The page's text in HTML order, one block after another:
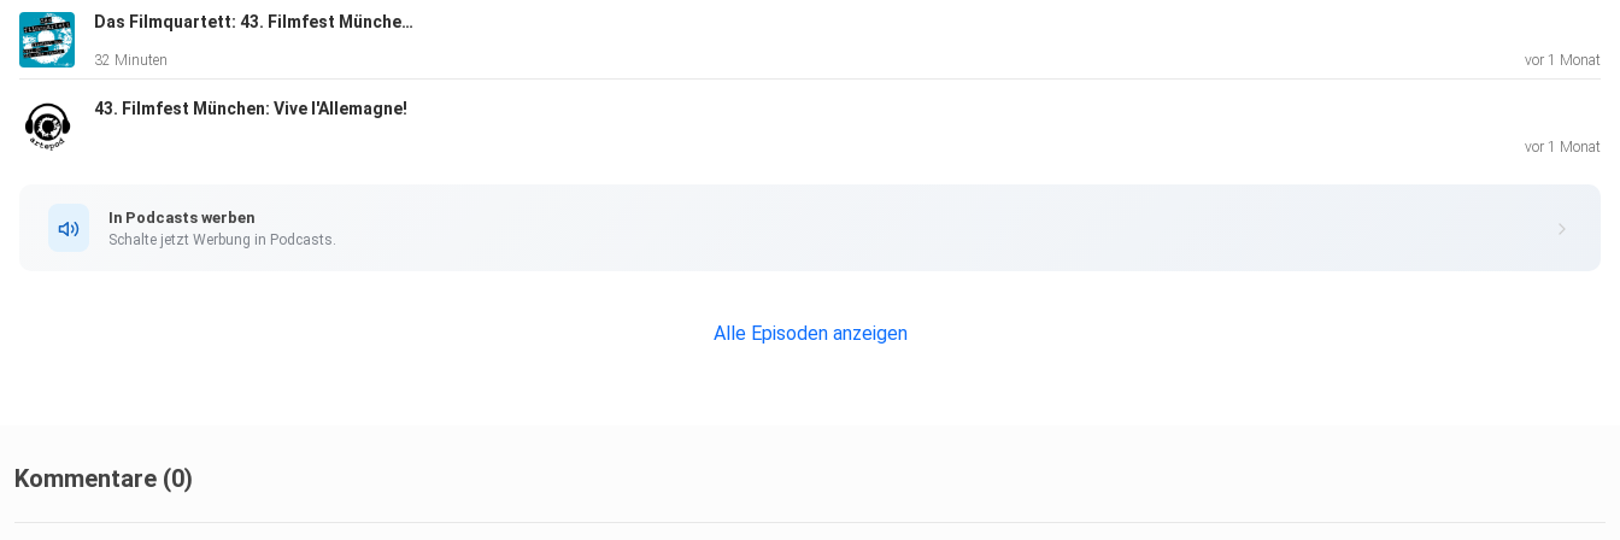
Das Filmquartett: 43. Filmfest München, Folge 02: CineRebels
32 Minuten vor 1 Monat
43. Filmfest München: Vive l'Allemagne!
vor 1 Monat
In Podcasts werben
Schalte jetzt Werbung in Podcasts.
Alle Episoden anzeigen
Kommentare (0)